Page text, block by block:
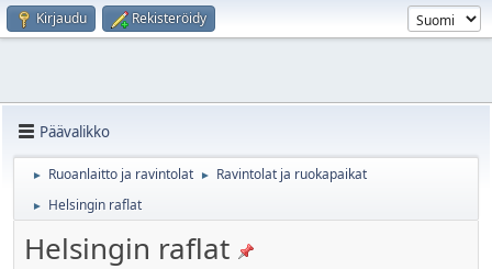
Kirjaudu Rekisteröidy
Päävalikko
► Ruoanlaitto ja ravintolat ► Ravintolat ja ruokapaikat
► Helsingin raflat
Helsingin raflat